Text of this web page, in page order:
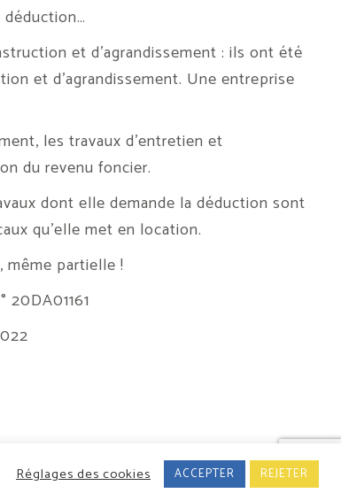
déduction…
et d’agrandissement : ils ont été
et d’agrandissement. Une entreprise
les travaux d’entretien et
du revenu foncier.
dont elle demande la déduction sont
qu’elle met en location.
même partielle !
Conception/Réalisation : Classe 7
Réglages des cookies ACCEPTER REJETER